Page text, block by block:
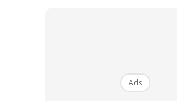
Ads
Ads